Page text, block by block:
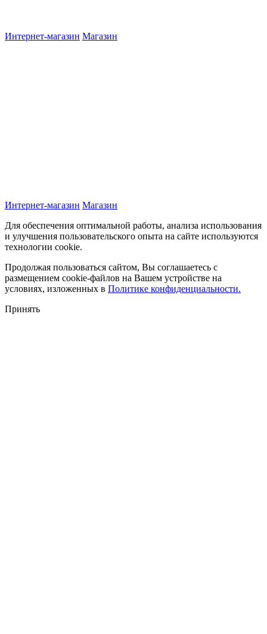
Интернет-магазин Магазин
Интернет-магазин Магазин
Для обеспечения оптимальной работы, анализа использования
и улучшения пользовательского опыта на сайте используются
технологии cookie.
Продолжая пользоваться сайтом, Вы соглашаетесь с
размещением cookie-файлов на Вашем устройстве на
условиях, изложенных в Политике конфиденциальности.
Принять